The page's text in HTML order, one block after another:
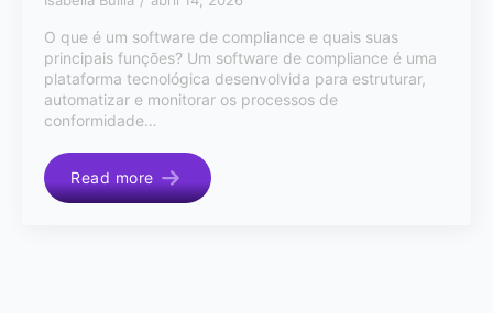
O que é um software de compliance e quais suas
principais funções? Um software de compliance é uma
plataforma tecnológica desenvolvida para estruturar,
automatizar e monitorar os processos de
conformidade…
Read more